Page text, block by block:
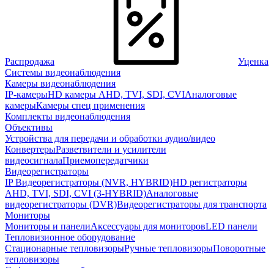
Распродажа
Уценка
Системы видеонаблюдения
Камеры видеонаблюдения
IP-камерыHD камеры AHD, TVI, SDI, CVIАналоговые
камерыКамеры спец применения
Комплекты видеонаблюдения
Объективы
Устройства для передачи и обработки аудио/видео
КонвертерыРазветвители и усилители
видеосигналаПриемопередатчики
Видеорегистраторы
IP Видеорегистраторы (NVR, HYBRID)HD регистраторы
AHD, TVI, SDI, CVI (3-HYBRID)Аналоговые
видеорегистраторы (DVR)Видеорегистраторы для транспорта
Мониторы
Мониторы и панелиАксессуары для мониторовLED панели
Тепловизионное оборудование
Стационарные тепловизорыРучные тепловизорыПоворотные
тепловизоры